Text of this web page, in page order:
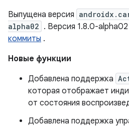
Выпущена версия
alpha02 . Версия 1.8.0-
коммиты .
Новые функции
Добавлена ​​поддержка
которая отображает
от состояния
Добавлена ​​поддержка